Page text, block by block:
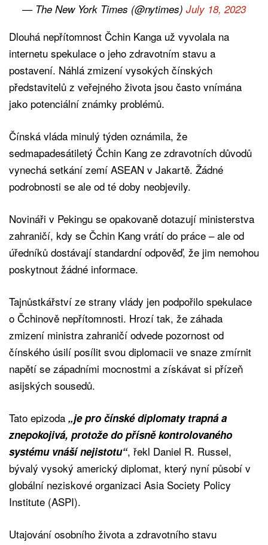
— The New York Times (@nytimes) July 18, 2023
Dlouhá nepřítomnost Čchin Kanga už vyvolala na
internetu spekulace o jeho zdravotním stavu a
postavení. Náhlá zmizení vysokých čínských
představitelů z veřejného života jsou často vnímána
jako potenciální známky problémů.
Čínská vláda minulý týden oznámila, že
sedmapadesátiletý Čchin Kang ze zdravotních důvodů
vynechá setkání zemí ASEAN v Jakartě. Žádné
podrobnosti se ale od té doby neobjevily.
Novináři v Pekingu se opakovaně dotazují ministerstva
zahraničí, kdy se Čchin Kang vrátí do práce – ale od
úředníků dostávají standardní odpověď, že jim nemohou
poskytnout žádné informace.
Tajnůstkářství ze strany vlády jen podpořilo spekulace
o Čchinově nepřítomnosti. Hrozí tak, že záhada
zmizení ministra zahraničí odvede pozornost od
čínského úsilí posílit svou diplomacii ve snaze zmírnit
napětí se západními mocnostmi a získávat si přízeň
asijských sousedů.
Tato epizoda „je pro čínské diplomaty trapná a
znepokojivá, protože do přísně kontrolovaného
systému vnáší nejistotu“, řekl Daniel R. Russel,
bývalý vysoký americký diplomat, který nyní působí v
globální neziskové organizaci Asia Society Policy
Institute (ASPI).
Utajování osobního života a zdravotního stavu